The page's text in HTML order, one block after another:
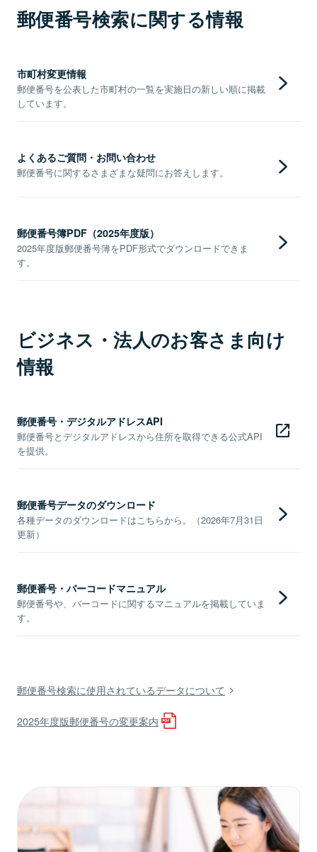
郵便番号検索に関する情報
市町村変更情報
郵便番号を公表した市町村の一覧を実施日の新しい順に掲載
しています。
よくあるご質問・お問い合わせ
郵便番号に関するさまざまな疑問にお答えします。
郵便番号簿PDF（2025年度版）
2025年度版郵便番号簿をPDF形式でダウンロードできま
す。
ビジネス・法人のお客さま向け
情報
郵便番号・デジタルアドレスAPI
郵便番号とデジタルアドレスから住所を取得できる公式API
を提供。
郵便番号データのダウンロード
各種データのダウンロードはこちらから。（2026年7月31日
更新）
郵便番号・バーコードマニュアル
郵便番号や、バーコードに関するマニュアルを掲載していま
す。
郵便番号検索に使用されているデータについて
2025年度版郵便番号の変更案内